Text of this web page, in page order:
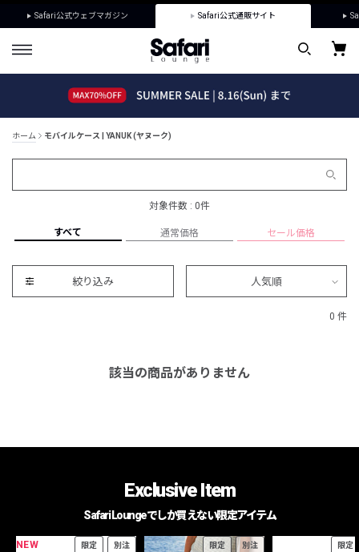
Safari公式ウェブマガジン Safari公式通販サイト
ホーム モバイルケース | YANUK (ヤヌーク)
対象件数 : 0件
すべて 通常価格 セール価格
絞り込み 人気順
0 件
該当の商品がありません
Exclusive Item
Safari Loungeでしか買えない限定アイテム
NEW 限定 別注 限定 別注 限定